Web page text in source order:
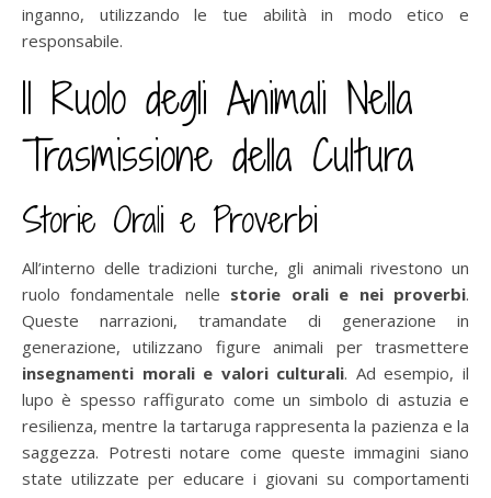
inganno, utilizzando le tue abilità in modo etico e
responsabile.
Il Ruolo degli Animali Nella
Trasmissione della Cultura
Storie Orali e Proverbi
All’interno delle tradizioni turche, gli animali rivestono un
ruolo fondamentale nelle storie orali e nei proverbi.
Queste narrazioni, tramandate di generazione in
generazione, utilizzano figure animali per trasmettere
insegnamenti morali e valori culturali. Ad esempio, il
lupo è spesso raffigurato come un simbolo di astuzia e
resilienza, mentre la tartaruga rappresenta la pazienza e la
saggezza. Potresti notare come queste immagini siano
state utilizzate per educare i giovani su comportamenti